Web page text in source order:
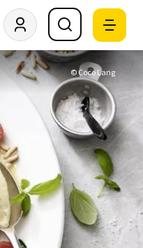
© Coco Lang